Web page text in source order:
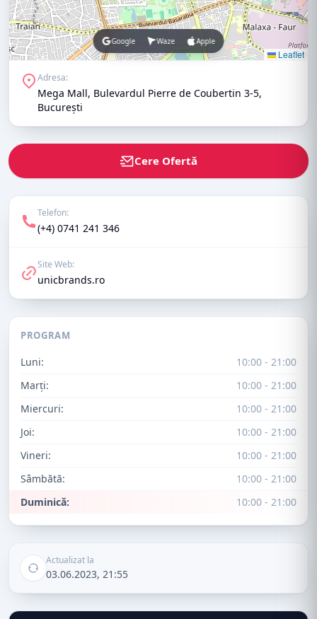
Leaflet
Google Waze Apple
Adresa:
Mega Mall, Bulevardul Pierre de Coubertin 3-5,
București
Cere Ofertă
Telefon:
(+4) 0741 241 346
Site Web:
unicbrands.ro
PROGRAM
Luni:
10:00 - 21:00
Marți:
10:00 - 21:00
Miercuri:
10:00 - 21:00
Joi:
10:00 - 21:00
Vineri:
10:00 - 21:00
Sâmbătă:
10:00 - 21:00
Duminică:
10:00 - 21:00
Actualizat la
03.06.2023, 21:55